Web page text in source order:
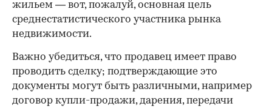
жильем — вот, пожалуй, основная цель
среднестатистического участника рынка
недвижимости.
Важно убедиться, что продавец имеет право
проводить сделку; подтверждающие это
документы могут быть различными, например
договор купли-продажи, дарения, передачи